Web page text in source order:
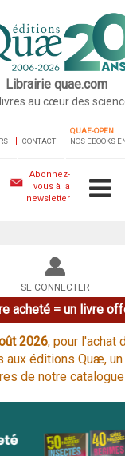
Librairie quae.com
au cœur des
CONTACT
QUAE-OPEN
NOS EBOOKS
Abonnez-
vous à la
newsletter
le
site
SE CONNECTER
acheté = un livre
2026, pour l'achat
aux éditions Quæ,
de notre